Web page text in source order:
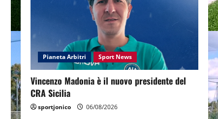
Pianeta Arbitri Sport News
Vincenzo Madonia è il nuovo presidente del
CRA Sicilia
sportjonico 06/08/2026